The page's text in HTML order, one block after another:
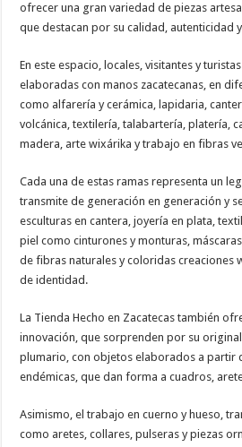
ofrecer una gran variedad de piezas
que destacan por su calidad, autenticidad
En este espacio, locales, visitantes y
elaboradas con manos zacatecanas, en
como alfarería y cerámica, lapidaria,
volcánica, textilería, talabartería, platería,
madera, arte wixárika y trabajo en fibras
Cada una de estas ramas representa un
transmite de generación en generación y
esculturas en cantera, joyería en plata,
piel como cinturones y monturas,
de fibras naturales y coloridas creaciones
de identidad.
La Tienda Hecho en Zacatecas también
innovación, que sorprenden por su
plumario, con objetos elaborados a partir
endémicas, que dan forma a cuadros,
Asimismo, el trabajo en cuerno y hueso,
como aretes, collares, pulseras y piezas